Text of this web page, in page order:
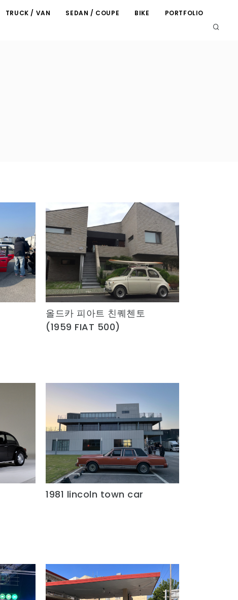
TRUCK / VAN SEDAN / COUPE BIKE PORTFOLIO
Quick View
올드카 피아트 친퀘첸토
(1959 FIAT 500)
Quick View
1981 lincoln town car